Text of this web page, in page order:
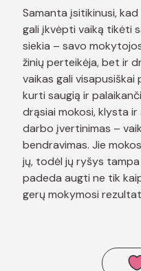
Samanta įsitikinusi,
gali įkvėpti vaiką tikėti
siekia – savo
žinių perteikėja, bet ir
vaikas gali
kurti saugią ir
drąsiai mokosi, klysta ir
darbo įvertinimas –
bendravimas. Jie
jų, todėl jų ryšys
padeda augti ne tik
gerų mokymosi